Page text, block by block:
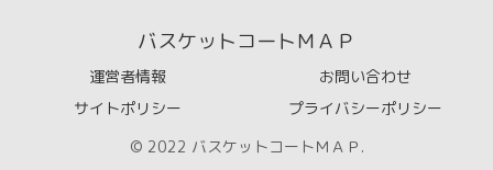
バスケットコートＭＡＰ
運営者情報
お問い合わせ
サイトポリシー
プライバシーポリシー
© 2022 バスケットコートＭＡＰ.